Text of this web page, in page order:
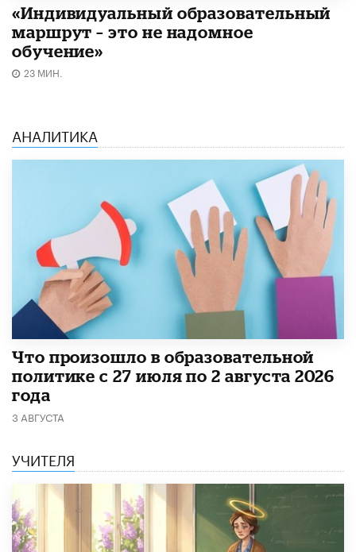
«Индивидуальный образовательный
маршрут – это не надомное
обучение»
23 МИН.
АНАЛИТИКА
​Что произошло в образовательной
политике с 27 июля по 2 августа 2026
года
3 АВГУСТА
УЧИТЕЛЯ